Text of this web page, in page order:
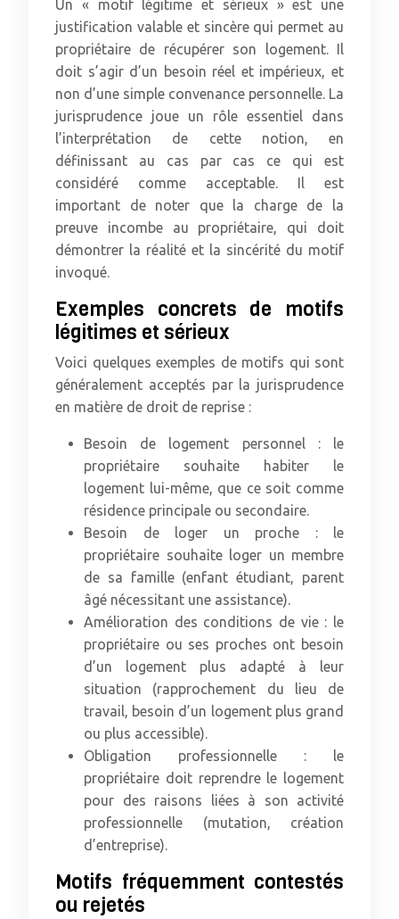
Un « motif légitime et sérieux » est une
justification valable et sincère qui permet au
propriétaire de récupérer son logement. Il
doit s’agir d’un besoin réel et impérieux, et
non d’une simple convenance personnelle. La
jurisprudence joue un rôle essentiel dans
l’interprétation de cette notion, en
définissant au cas par cas ce qui est
considéré comme acceptable. Il est
important de noter que la charge de la
preuve incombe au propriétaire, qui doit
démontrer la réalité et la sincérité du motif
invoqué.
Exemples concrets de motifs
légitimes et sérieux
Voici quelques exemples de motifs qui sont
généralement acceptés par la jurisprudence
en matière de droit de reprise :
Besoin de logement personnel : le
propriétaire souhaite habiter le
logement lui-même, que ce soit comme
résidence principale ou secondaire.
Besoin de loger un proche : le
propriétaire souhaite loger un membre
de sa famille (enfant étudiant, parent
âgé nécessitant une assistance).
Amélioration des conditions de vie : le
propriétaire ou ses proches ont besoin
d’un logement plus adapté à leur
situation (rapprochement du lieu de
travail, besoin d’un logement plus grand
ou plus accessible).
Obligation professionnelle : le
propriétaire doit reprendre le logement
pour des raisons liées à son activité
professionnelle (mutation, création
d’entreprise).
Motifs fréquemment contestés
ou rejetés